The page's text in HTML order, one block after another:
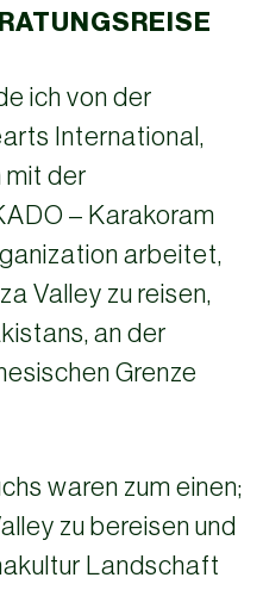
ich von der
International,
mit der
– Karakoram
arbeitet,
Valley zu reisen,
an der
Grenze
waren zum einen;
zu bereisen und
Landschaft